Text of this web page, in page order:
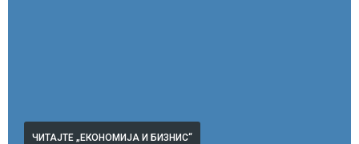
ЧИТАЈТЕ „ЕКОНОМИЈА И БИЗНИС“